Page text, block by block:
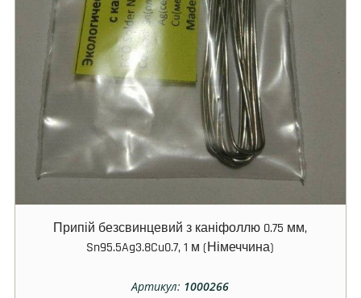
Припій безсвинцевий з каніфоллю 0.75 мм,
Sn95.5Ag3.8Cu0.7, 1 м (Німеччина)
Артикул: 1000266